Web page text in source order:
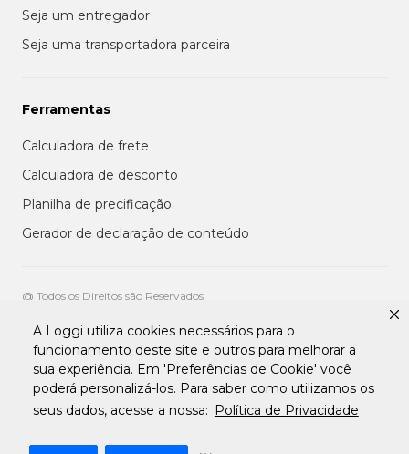
A Loggi utiliza cookies necessários para o
funcionamento deste site e outros para melhorar a
sua experiência. Em 'Preferências de Cookie' você
poderá personalizá-los. Para saber como utilizamos os
seus dados, acesse a nossa: Política de Privacidade
Seja um entregador
Seja uma transportadora parceira
Ferramentas
Calculadora de frete
Calculadora de desconto
Planilha de precificação
Gerador de declaração de conteúdo
@ Todos os Direitos são Reservados
Aviso de privacidade aos clientes
Termos de uso para entregadores
Termos e condições de uso da plataforma transportadora Loggi
Termos e Condições de Uso de Clientes
Tratamento de Dados pessoais Para Fornecedores